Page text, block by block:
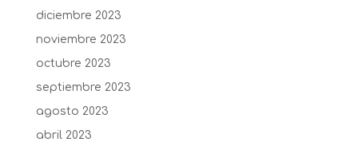
diciembre 2023
noviembre 2023
octubre 2023
septiembre 2023
agosto 2023
abril 2023